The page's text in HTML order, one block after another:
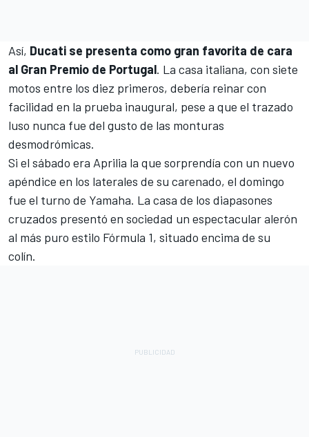
Así, Ducati se presenta como gran favorita de cara
al Gran Premio de Portugal. La casa italiana, con siete
motos entre los diez primeros, debería reinar con
facilidad en la prueba inaugural, pese a que el trazado
luso nunca fue del gusto de las monturas
desmodrómicas.
Si el sábado era Aprilia la que sorprendía con un nuevo
apéndice en los laterales de su carenado, el domingo
fue el turno de Yamaha. La casa de los diapasones
cruzados presentó en sociedad un espectacular alerón
al más puro estilo Fórmula 1, situado encima de su
colín.